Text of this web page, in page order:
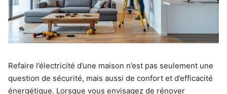
Refaire l’électricité d’une maison n’est pas seulement une
question de sécurité, mais aussi de confort et d’efficacité
énergétique. Lorsque vous envisagez de rénover